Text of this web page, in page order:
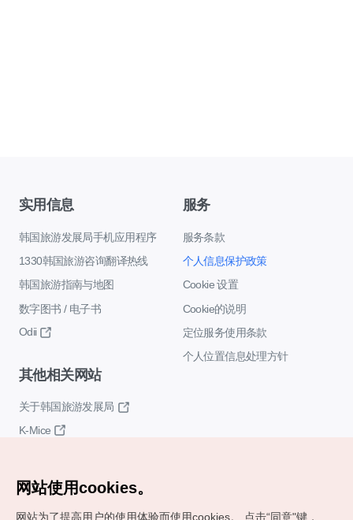
实用信息
韩国旅游发展局手机应用程序
1330韩国旅游咨询翻译热线
韩国旅游指南与地图
数字图书 / 电子书
Odii
服务
服务条款
个人信息保护政策
Cookie 设置
Cookie的说明
定位服务使用条款
个人位置信息处理方针
其他相关网站
关于韩国旅游发展局
K-Mice
网站使用cookies。
网站为了提高用户的使用体验而使用cookies。 点击“同意"键，